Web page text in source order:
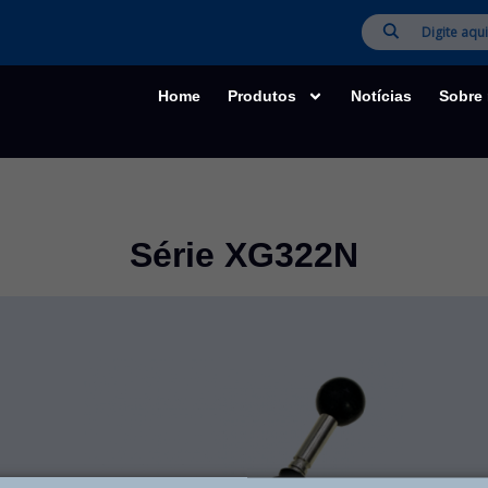
Home Produtos Notícias Sobre
Série XG322N